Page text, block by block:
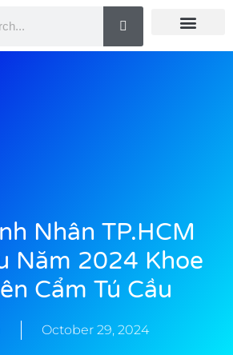
Nhân TP.HCM
Năm 2024 Khoe
Cẩm Tú Cầu
October 29, 2024